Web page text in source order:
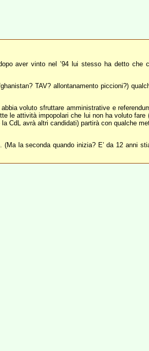
aver vinto nel ’94 lui stesso ha detto che
TAV? allontanamento piccioni?)
voluto sfruttare amministrative e
le attività impopolari che lui non ha voluto
CdL avrà altri candidati) partirà con qualche
la seconda quando inizia? E’ da 12 anni